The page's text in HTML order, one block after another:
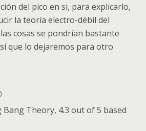
del pico en si, para explicarlo,
la teoría electro-débil del
cosas se pondrían bastante
que lo dejaremos para otro
Bang Theory, 4.3 out of5 based